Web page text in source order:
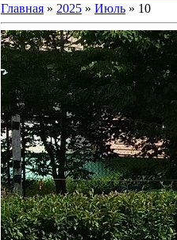
Главная » 2025 » Июль » 10